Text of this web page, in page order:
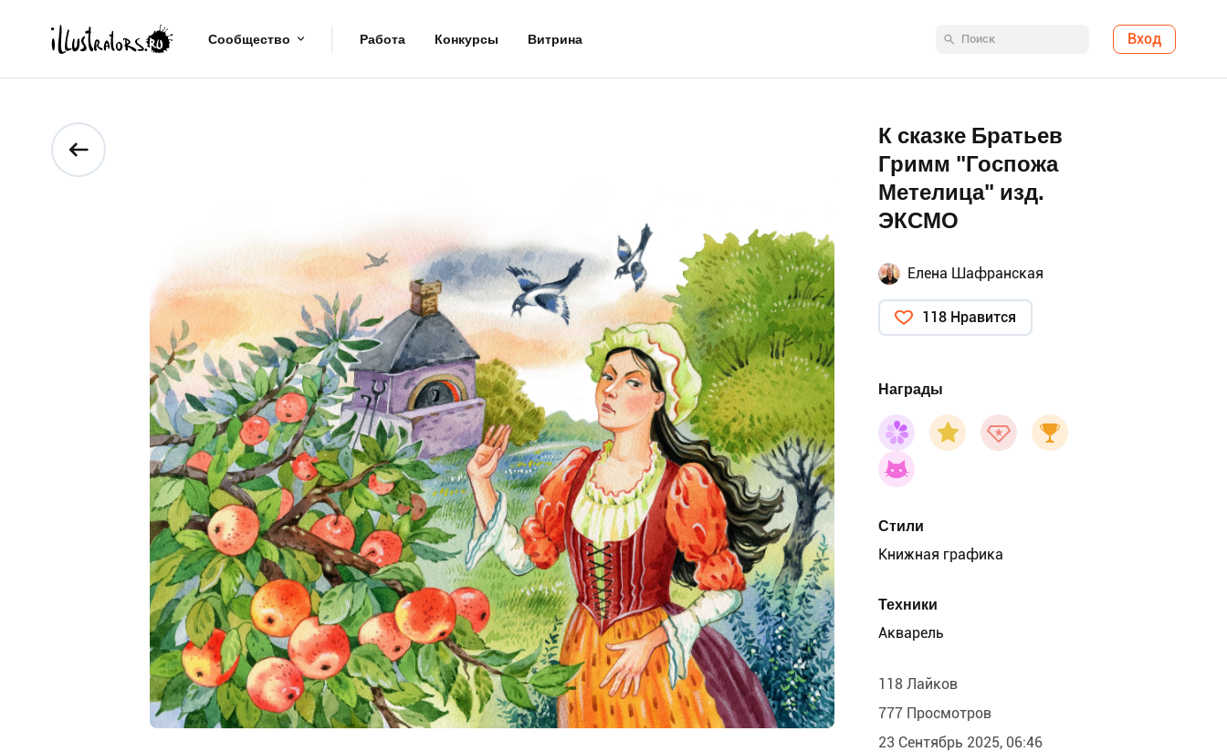
Сообщество Работа Конкурсы Витрина Вход
К сказке Братьев
Гримм "Госпожа
Метелица" изд.
ЭКСМО
Елена Шафранская
118 Нравится
Награды
Стили
Книжная графика
Техники
Акварель
118 Лайков
777 Просмотров
23 Сентябрь 2025, 06:46